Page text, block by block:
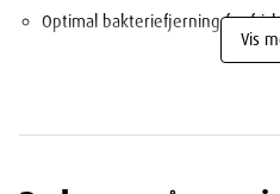
Optimal bakteriefjerning for
Tilpasningsdyktige børstefibre
Vis